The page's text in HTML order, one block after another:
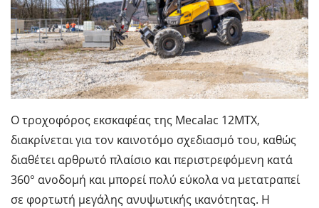
Ο τροχοφόρος εκσκαφέας της Mecalac 12MTΧ,
διακρίνεται για τον καινοτόμο σχεδιασμό του, καθώς
διαθέτει αρθρωτό πλαίσιο και περιστρεφόμενη κατά
360° ανοδομή και μπορεί πολύ εύκολα να μετατραπεί
σε φορτωτή μεγάλης ανυψωτικής ικανότητας. Η